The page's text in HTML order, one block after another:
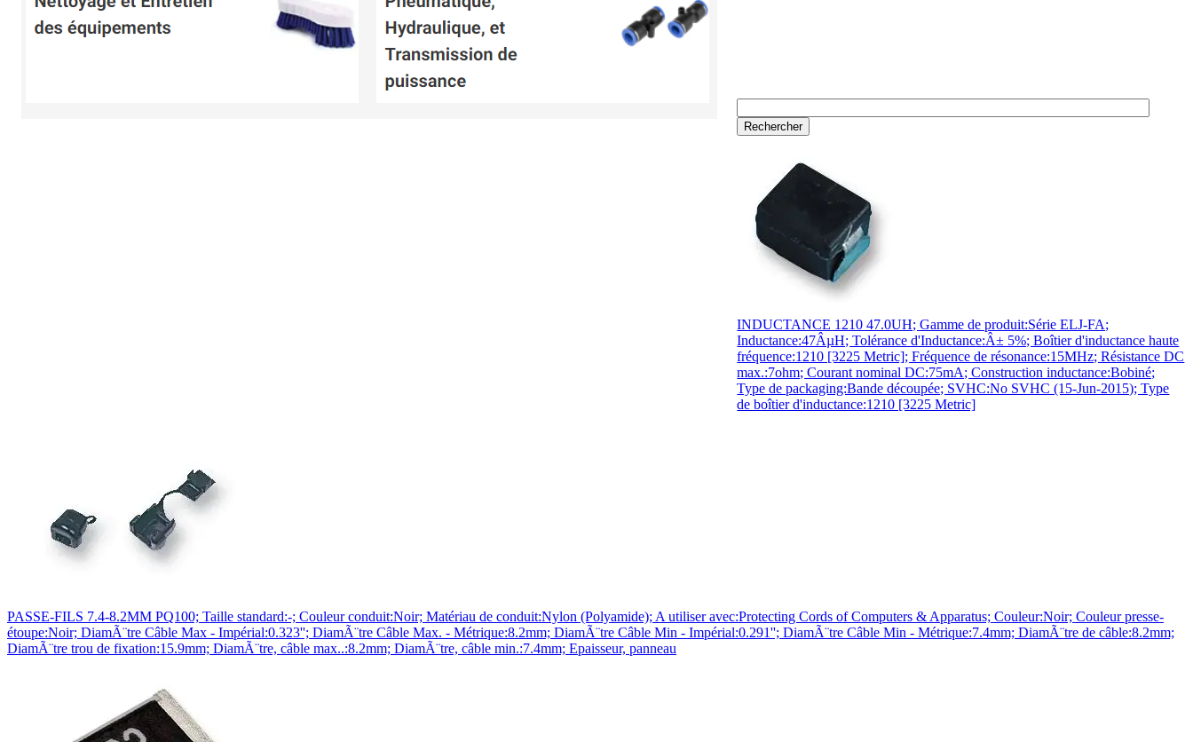
INDUCTANCE 1210 47.0UH; Gamme de produit:Série ELJ-FA;
Inductance:47ÂµH; Tolérance d'Inductance:Â± 5%; Boîtier d'inductance haute
fréquence:1210 [3225 Metric]; Fréquence de résonance:15MHz; Résistance DC
max.:7ohm; Courant nominal DC:75mA; Construction inductance:Bobiné;
Type de packaging:Bande découpée; SVHC:No SVHC (15-Jun-2015); Type
de boîtier d'inductance:1210 [3225 Metric]
PASSE-FILS 7.4-8.2MM PQ100; Taille standard:-; Couleur conduit:Noir; Matériau de conduit:Nylon (Polyamide); A utiliser avec:Protecting Cords of Computers & Apparatus; Couleur:Noir; Couleur presse-
étoupe:Noir; DiamÃ¨tre Câble Max - Impérial:0.323''; DiamÃ¨tre Câble Max. - Métrique:8.2mm; DiamÃ¨tre Câble Min - Impérial:0.291''; DiamÃ¨tre Câble Min - Métrique:7.4mm; DiamÃ¨tre de câble:8.2mm;
DiamÃ¨tre trou de fixation:15.9mm; DiamÃ¨tre, câble max..:8.2mm; DiamÃ¨tre, câble min.:7.4mm; Epaisseur, panneau